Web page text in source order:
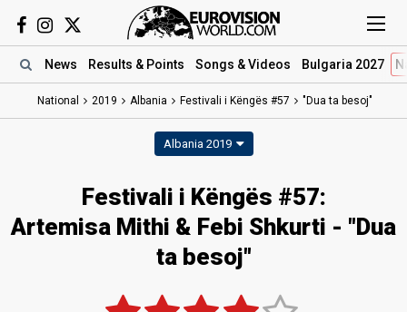
News Results & Points Songs & Videos Bulgaria 2027
National 2019 Albania Festivali i Këngës #57 "Dua ta besoj"
Albania 2019
Festivali i Këngës #57:
Artemisa Mithi & Febi Shkurti - "Dua
ta besoj"